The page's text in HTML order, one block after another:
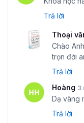
Trả lời
Thoại
Chào
trọn đời
Trả lời
Hoàng 3
Dạ vâng
Trả lời